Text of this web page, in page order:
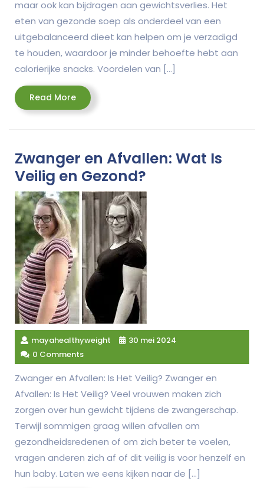
maar ook kan bijdragen aan gewichtsverlies. Het
eten van gezonde soep als onderdeel van een
uitgebalanceerd dieet kan helpen om je verzadigd
te houden, waardoor je minder behoefte hebt aan
calorierijke snacks. Voordelen van […]
Read MoreRead
More
Zwanger en Afvallen: Wat Is
Veilig en Gezond?
mayahealthyweight
30 mei 2024
0 Comments
Zwanger en Afvallen: Is Het Veilig? Zwanger en
Afvallen: Is Het Veilig? Veel vrouwen maken zich
zorgen over hun gewicht tijdens de zwangerschap.
Terwijl sommigen graag willen afvallen om
gezondheidsredenen of om zich beter te voelen,
vragen anderen zich af of dit veilig is voor henzelf en
hun baby. Laten we eens kijken naar de […]